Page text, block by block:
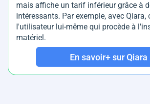
mais affiche un tarif inférieur grâce à
intéressants. Par exemple, avec Qiara,
l'utilisateur lui-même qui procède à
matériel.
En savoir+ sur Qiara